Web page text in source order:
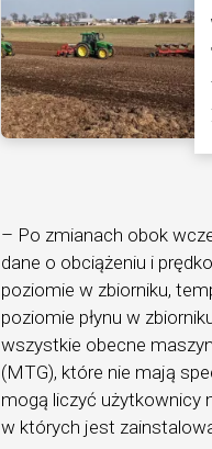
– Po zmianach obok
dane o obciążeniu i
poziomie w zbiorniku,
poziomie płynu w
wszystkie obecne
(MTG), które nie mają
mogą liczyć użytkownicy
w których jest